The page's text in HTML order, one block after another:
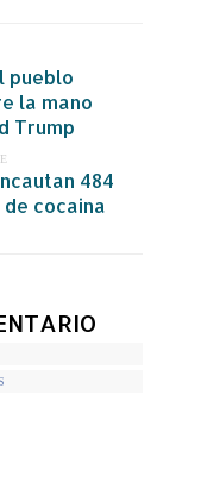
pueblo
la mano
Trump
484
cocaina